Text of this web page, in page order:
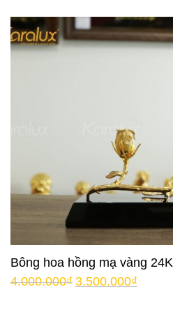
Bông hoa hồng mạ vàng 24K
4.000.000₫ 3.500.000₫